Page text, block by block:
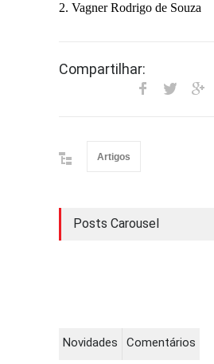
2. Vagner Rodrigo de Souza
Compartilhar:
Artigos
Posts Carousel
Novidades Comentários